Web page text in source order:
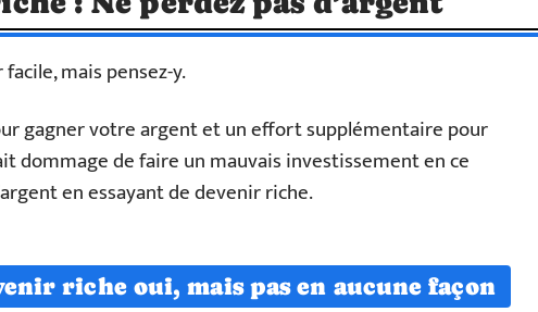
mais pensez-y.
gagner votre argent et un effort supplémentaire pour
dommage de faire un mauvais investissement en ce
en essayant de devenir riche.
riche oui, mais pas en aucune façon